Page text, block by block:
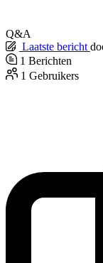
Q&A
Laatste bericht
1 Berichten
1 Gebruikers